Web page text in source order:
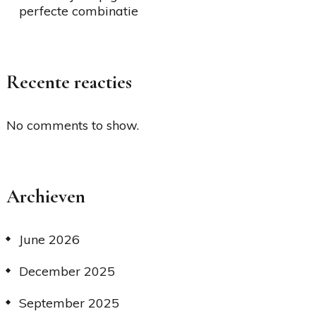
perfecte combinatie
Recente reacties
No comments to show.
Archieven
June 2026
December 2025
September 2025